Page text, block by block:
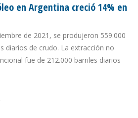
en Argentina creció 14% en
de 2021, se produjeron 559.000
diarios de crudo. La extracción no
fue de 212.000 barriles diarios